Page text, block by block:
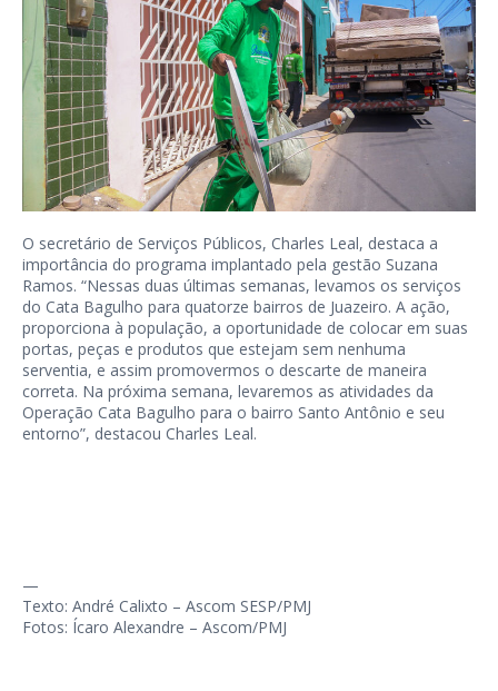
O secretário de Serviços Públicos, Charles Leal, destaca a
importância do programa implantado pela gestão Suzana
Ramos. “Nessas duas últimas semanas, levamos os serviços
do Cata Bagulho para quatorze bairros de Juazeiro. A ação,
proporciona à população, a oportunidade de colocar em suas
portas, peças e produtos que estejam sem nenhuma
serventia, e assim promovermos o descarte de maneira
correta. Na próxima semana, levaremos as atividades da
Operação Cata Bagulho para o bairro Santo Antônio e seu
entorno”, destacou Charles Leal.
—
Texto: André Calixto – Ascom SESP/PMJ
Fotos: Ícaro Alexandre – Ascom/PMJ